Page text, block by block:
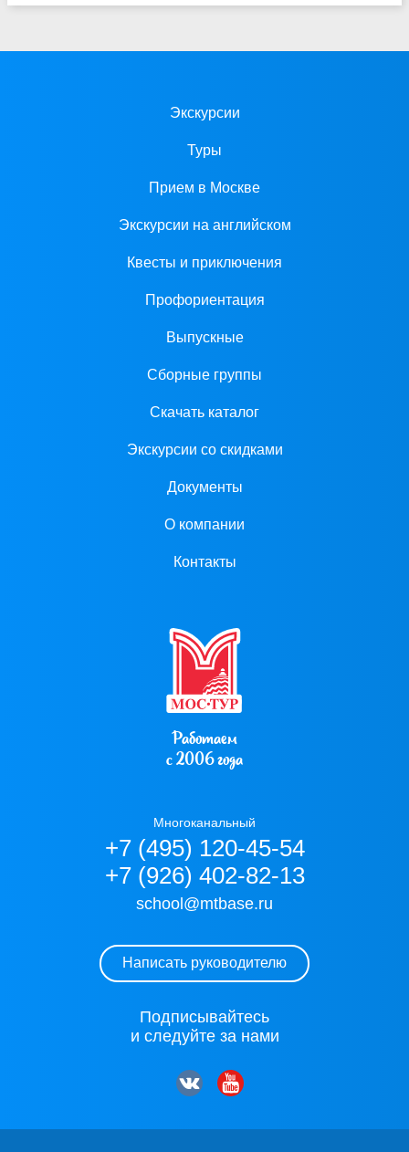
Экскурсии
Туры
Прием в Москве
Экскурсии на английском
Квесты и приключения
Профориентация
Выпускные
Сборные группы
Скачать каталог
Экскурсии со скидками
Документы
О компании
Контакты
Работаем
с 2006 года
Многоканальный
+7 (495) 120-45-54
+7 (926) 402-82-13
school@mtbase.ru
Написать руководителю
Подписывайтесь
и следуйте за нами